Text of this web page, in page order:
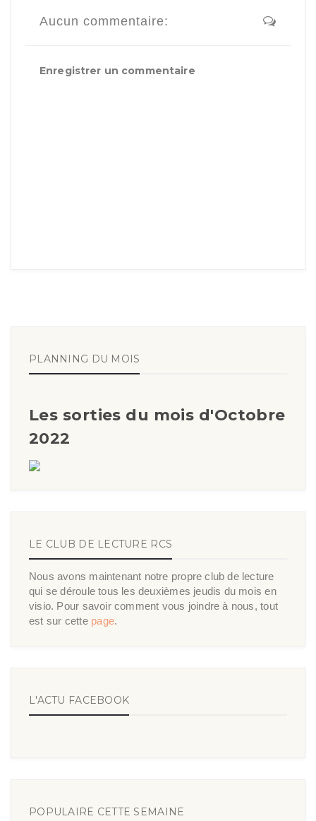
Aucun commentaire:
Enregistrer un commentaire
PLANNING DU MOIS
Les sorties du mois d'Octobre
2022
LE CLUB DE LECTURE RCS
Nous avons maintenant notre propre club de lecture
qui se déroule tous les deuxièmes jeudis du mois en
visio. Pour savoir comment vous joindre à nous, tout
est sur cette page.
L'ACTU FACEBOOK
POPULAIRE CETTE SEMAINE